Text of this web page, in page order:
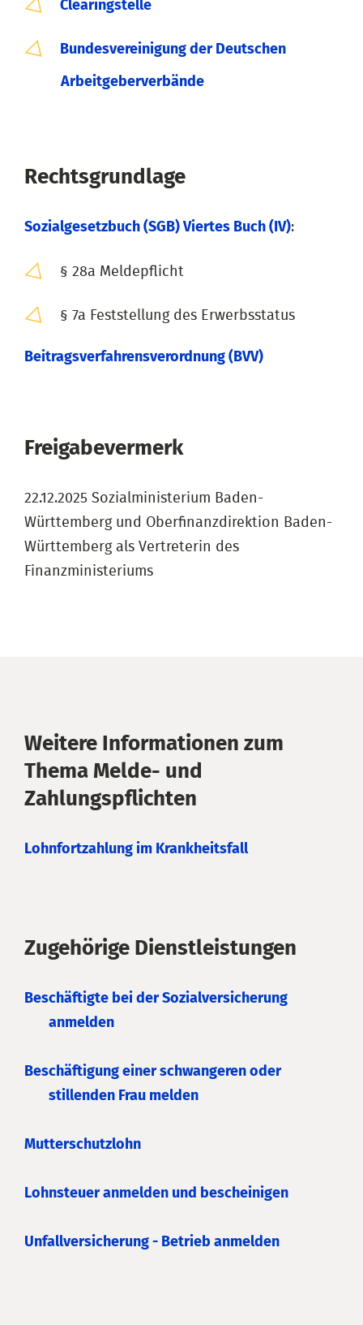
Clearingstelle
Bundesvereinigung der Deutschen
Arbeitgeberverbände
Rechtsgrundlage
Sozialgesetzbuch (SGB) Viertes Buch (IV):
§ 28a Meldepflicht
§ 7a Feststellung des Erwerbsstatus
Beitragsverfahrensverordnung (BVV)
Freigabevermerk
22.12.2025 Sozialministerium Baden-
Württemberg und Oberfinanzdirektion Baden-
Württemberg als Vertreterin des
Finanzministeriums
Weitere Informationen zum
Thema Melde- und
Zahlungspflichten
Lohnfortzahlung im Krankheitsfall
Zugehörige Dienstleistungen
Beschäftigte bei der Sozialversicherung
anmelden
Beschäftigung einer schwangeren oder
stillenden Frau melden
Mutterschutzlohn
Lohnsteuer anmelden und bescheinigen
Unfallversicherung - Betrieb anmelden